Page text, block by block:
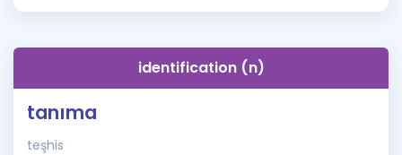
İngilizce Grameridentification (n)
tanıma
teşhis